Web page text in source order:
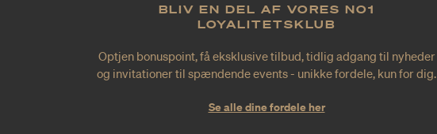
BLIV EN DEL AF VORES NO1
LOYALITETSKLUB
Optjen bonuspoint, få eksklusive tilbud, tidlig adgang til nyheder
og invitationer til spændende events - unikke fordele, kun for dig.
Se alle dine fordele her